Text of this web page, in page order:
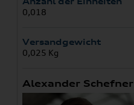
0,018
Versandgewicht
0,025 Kg
Alexander Schefner